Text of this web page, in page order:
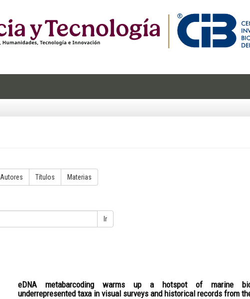
Autores Títulos Materias
Ir
eDNA metabarcoding warms up a hotspot of marine
underrepresented taxa in visual surveys and historical records from